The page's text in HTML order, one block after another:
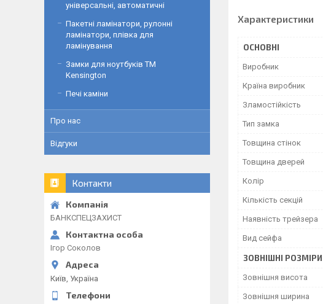
Характеристики
ОСНОВНІ
Виробник
Країна виробник
Зламостійкість
Тип замка
Товщина стінок
Товщина дверей
Колір
Кількість секцій
Наявність трейзера
Вид сейфа
ЗОВНІШНІ РОЗМІРИ
Зовнішня висота
Зовнішня ширина
універсальні, автоматичні
Пакетні ламінатори, рулонні
ламінатори, плівка для
ламінування
Замки для ноутбуків ТМ
Kensington
Печі каміни
Про нас
Відгуки
Контакти
БАНКСПЕЦЗАХИСТ
Ігор Соколов
Київ, Україна